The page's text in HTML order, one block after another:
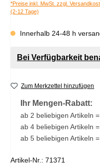
*Preise inkl. MwSt. zzgl.
(2-12 Tage)
Innerhalb 24-48 h
Bei Verfügbarkeit
Zum Merkzettel hinzufügen
Ihr Mengen-Rabatt:
ab 2 beliebigen Artikeln
ab 4 beliebigen Artikeln
ab 5 beliebigen Artikeln
Artikel-Nr.: 71371